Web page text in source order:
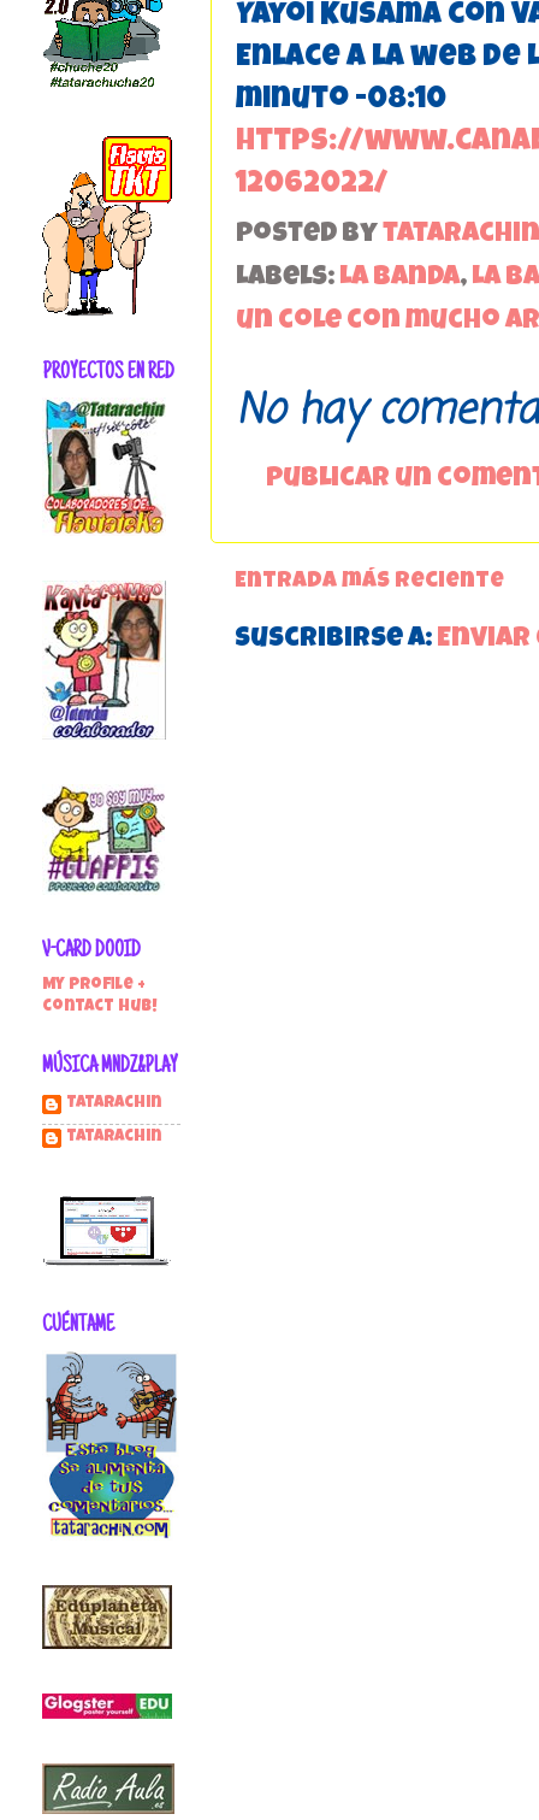
Yayoi Kusama con
Enlace a la web de
minuto -08:10
https://
12062022/
Posted by tatarachin
Labels: La Banda, La
un cole con mucho
No hay
Publicar un
Entrada más reciente
Suscribirse a: Enviar
PROYECTOS EN RED
V-CARD DOOID
My profile +
contact hub!
MÚSICA MNDZ&PLAY
Tatarachin
tatarachin
CUÉNTAME